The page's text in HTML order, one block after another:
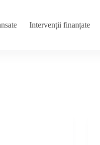
Intervenții finanțate